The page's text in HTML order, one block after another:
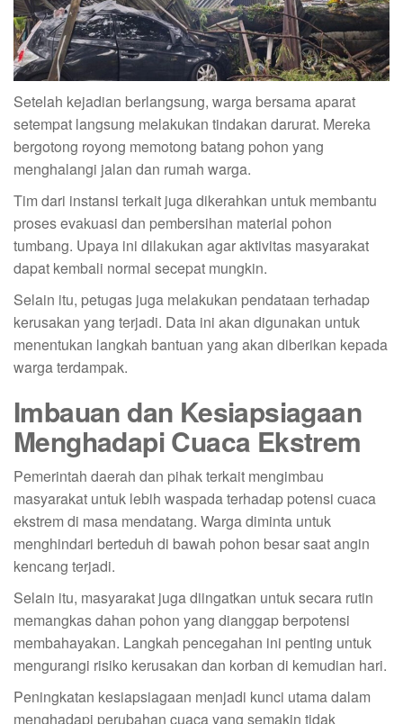
Setelah kejadian berlangsung, warga bersama aparat
setempat langsung melakukan tindakan darurat. Mereka
bergotong royong memotong batang pohon yang
menghalangi jalan dan rumah warga.
Tim dari instansi terkait juga dikerahkan untuk membantu
proses evakuasi dan pembersihan material pohon
tumbang. Upaya ini dilakukan agar aktivitas masyarakat
dapat kembali normal secepat mungkin.
Selain itu, petugas juga melakukan pendataan terhadap
kerusakan yang terjadi. Data ini akan digunakan untuk
menentukan langkah bantuan yang akan diberikan kepada
warga terdampak.
Imbauan dan Kesiapsiagaan
Menghadapi Cuaca Ekstrem
Pemerintah daerah dan pihak terkait mengimbau
masyarakat untuk lebih waspada terhadap potensi cuaca
ekstrem di masa mendatang. Warga diminta untuk
menghindari berteduh di bawah pohon besar saat angin
kencang terjadi.
Selain itu, masyarakat juga diingatkan untuk secara rutin
memangkas dahan pohon yang dianggap berpotensi
membahayakan. Langkah pencegahan ini penting untuk
mengurangi risiko kerusakan dan korban di kemudian hari.
Peningkatan kesiapsiagaan menjadi kunci utama dalam
menghadapi perubahan cuaca yang semakin tidak